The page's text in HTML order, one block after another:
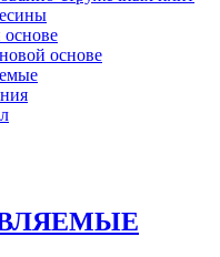
основе